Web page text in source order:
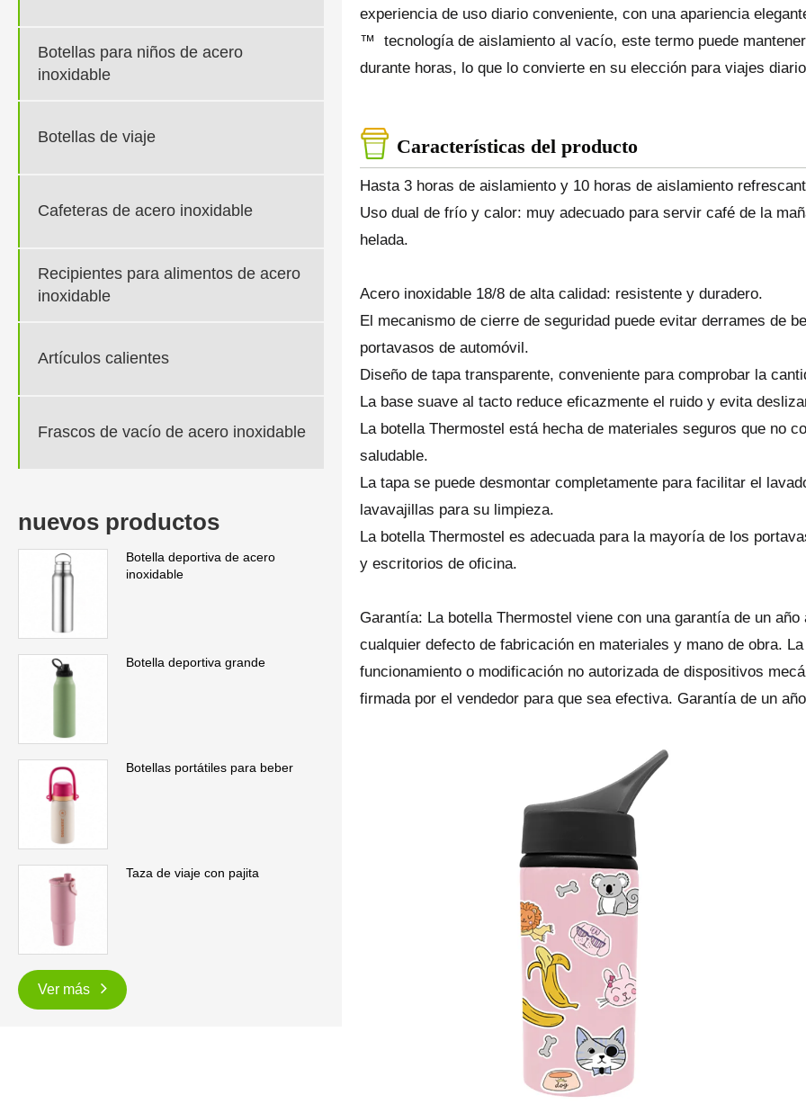
Botellas para niños de acero
inoxidable
Botellas de viaje
Cafeteras de acero inoxidable
Recipientes para alimentos de acero
inoxidable
Artículos calientes
Frascos de vacío de acero inoxidable
nuevos productos
Botella deportiva de acero
inoxidable
Botella deportiva grande
Botellas portátiles para beber
Taza de viaje con pajita
Ver más
experiencia de uso diario conveniente, con una apariencia
™ tecnología de aislamiento al vacío, este termo puede
durante horas, lo que lo convierte en su elección para viajes
Características del producto
Hasta 3 horas de aislamiento y 10 horas de aislamiento
Uso dual de frío y calor: muy adecuado para servir café de la
helada.
Acero inoxidable 18/8 de alta calidad: resistente y duradero.
El mecanismo de cierre de seguridad puede evitar derrames de
portavasos de automóvil.
Diseño de tapa transparente, conveniente para comprobar la
La base suave al tacto reduce eficazmente el ruido y evita
La botella Thermostel está hecha de materiales seguros que no
saludable.
La tapa se puede desmontar completamente para facilitar el
lavavajillas para su limpieza.
La botella Thermostel es adecuada para la mayoría de los
y escritorios de oficina.
Garantía: La botella Thermostel viene con una garantía de un
cualquier defecto de fabricación en materiales y mano de obra.
funcionamiento o modificación no autorizada de dispositivos
firmada por el vendedor para que sea efectiva. Garantía de un